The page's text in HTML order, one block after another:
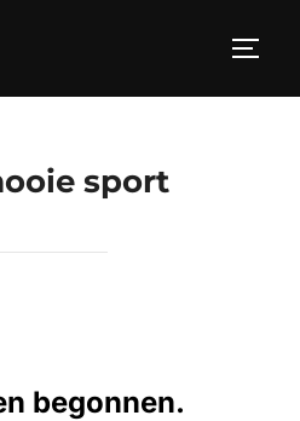
sport
begonnen.